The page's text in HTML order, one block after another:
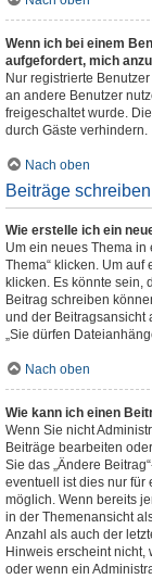
Wenn ich bei einem
aufgefordert, mich
Nur registrierte
an andere Benutzer
freigeschaltet wurde.
durch Gäste verhindern.
Nach oben
Beiträge schreiben
Wie erstelle ich ein
Um ein neues Thema in
Thema“ klicken. Um auf
klicken. Es könnte sein,
Beitrag schreiben
und der Beitragsansicht
„Sie dürfen
Nach oben
Wie kann ich einen
Wenn Sie nicht
Beiträge bearbeiten
Sie das „Ändere
eventuell ist dies nur für
möglich. Wenn bereits
in der Themenansicht
Anzahl als auch der
Hinweis erscheint nicht,
oder wenn ein